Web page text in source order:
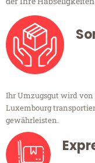
Ihr Umzugsgut wird
Luxembourg
gewährleisten.